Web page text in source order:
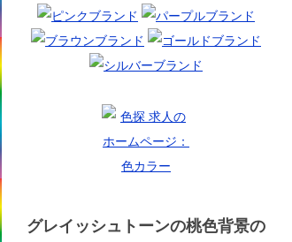
グレイッシュトーンの桃色背景の